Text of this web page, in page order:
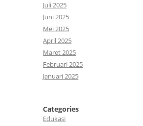
Juli 2025
Juni 2025
Mei 2025
April 2025
Maret 2025
Februari 2025
Januari 2025
Categories
Edukasi